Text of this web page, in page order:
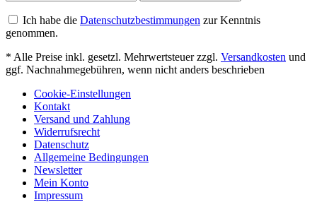
Ich habe die Datenschutzbestimmungen zur Kenntnis
genommen.
* Alle Preise inkl. gesetzl. Mehrwertsteuer zzgl. Versandkosten und
ggf. Nachnahmegebühren, wenn nicht anders beschrieben
Cookie-Einstellungen
Kontakt
Versand und Zahlung
Widerrufsrecht
Datenschutz
Allgemeine Bedingungen
Newsletter
Mein Konto
Impressum